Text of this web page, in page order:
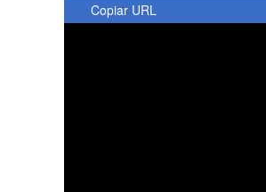
Copiar URL